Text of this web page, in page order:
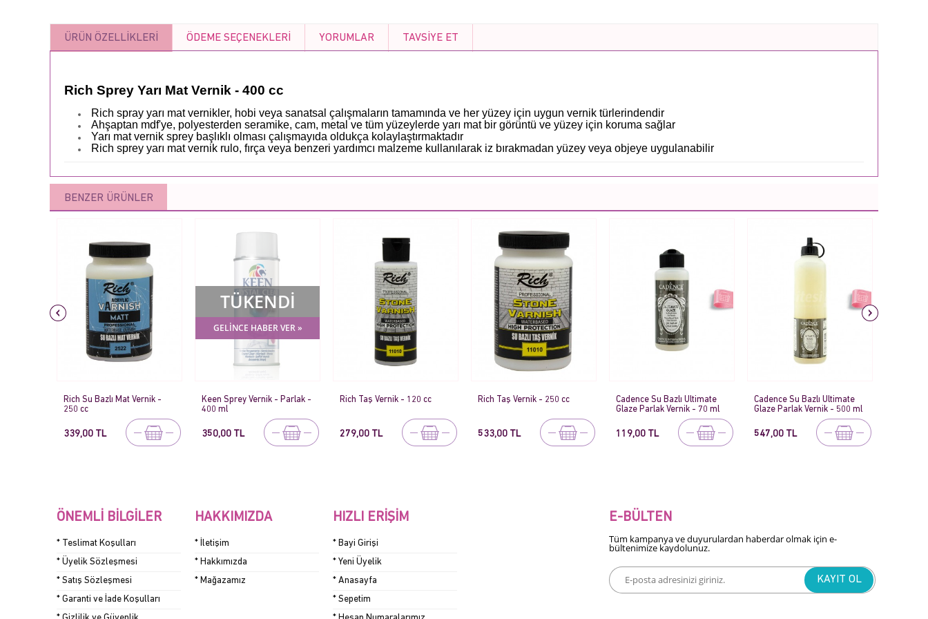
ÜRÜN ÖZELLIKLERI ÖDEME SEÇENEKLERI YORUMLAR TAVSIYE ET
Rich Sprey Yarı Mat Vernik - 400 cc
Rich spray yarı mat vernikler, hobi veya sanatsal çalışmaların tamamında ve her yüzey için uygun vernik türlerindendir
Ahşaptan mdf'ye, polyesterden seramike, cam, metal ve tüm yüzeylerde yarı mat bir görüntü ve yüzey için koruma sağlar
Yarı mat vernik sprey başlıklı olması çalışmayıda oldukça kolaylaştırmaktadır
Rich sprey yarı mat vernik rulo, fırça veya benzeri yardımcı malzeme kullanılarak iz bırakmadan yüzey veya objeye uygulanabilir
BENZER ÜRÜNLER
TÜKENDİ
GELİNCE HABER VER »
Keen Sprey Vernik - Parlak -
400 ml
350,00 TL
Rich Taş Vernik - 120 cc
279,00 TL
Rich Taş Vernik - 250 cc
533,00 TL
Cadence Su Bazlı Ultimate
119,00 TL
Cadence Su Bazlı Ultimate
Glaze Parlak Vernik - 500 ml
547,00 TL
Cadence Su Bazlı Ultimate
Glaze Mat Vernik - 750 ml
762,00 TL
ÖNEMLI BILGILER
* Teslimat Koşulları
* Üyelik Sözleşmesi
* Satış Sözleşmesi
* Garanti ve İade Koşulları
HAKKIMIZDA
* İletişim
* Hakkımızda
* Mağazamız
HIZLI ERIŞIM
* Bayi Girişi
* Yeni Üyelik
* Anasayfa
* Sepetim
E-BÜLTEN
Tüm kampanya ve duyurulardan haberdar olmak için e-
bültenimize kaydolunuz.